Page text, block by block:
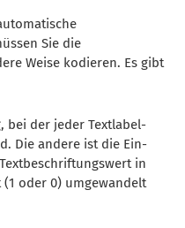
Sie die
Weise kodieren. Es gibt
bei der jeder Textlabel-
Die andere ist die Ein-
in
oder 0) umgewandelt